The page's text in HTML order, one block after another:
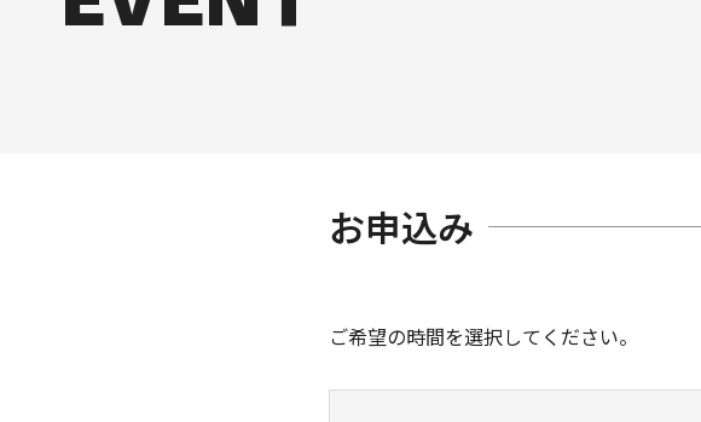
お申込み
ご希望の時間を選択してください。